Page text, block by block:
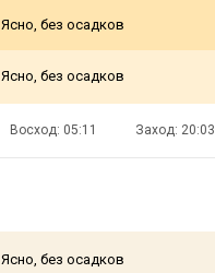
Ясно, без осадков
Ясно, без осадков
Восход: 05:11 Заход: 20:03
Ясно, без осадков